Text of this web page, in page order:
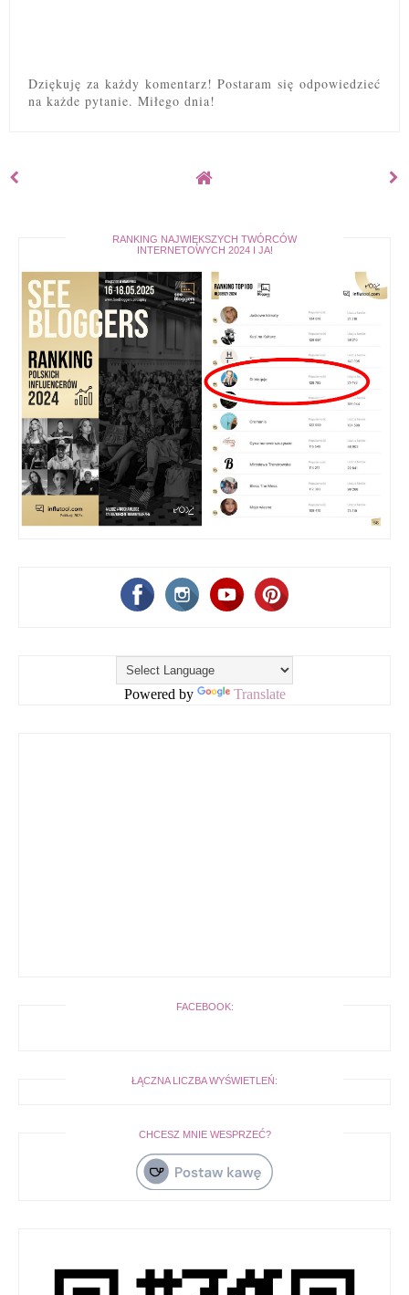
Dziękuję za każdy komentarz! Postaram się odpowiedzieć
na każde pytanie. Miłego dnia!
RANKING NAJWIĘKSZYCH TWÓRCÓW
INTERNETOWYCH 2024 I JA!
Powered by Translate
FACEBOOK:
ŁĄCZNA LICZBA WYŚWIETLEŃ:
CHCESZ MNIE WESPRZEĆ?